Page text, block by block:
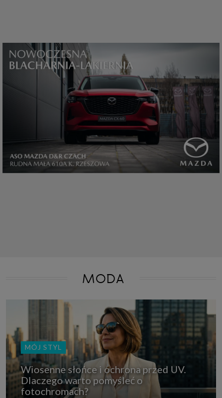
funkcjonowanie plików cookies itp. oraz jak usunąć takie pliki z Twojego
urządzenia.
Twoje uprawnienia
Przysługują Ci następujące uprawnienia wobec Twoich danych i ich
przetwarzania przez nas, inne podmioty z Grupy SAGIER i Zaufanych
1. Jeśli udzieliłeś zgody na przetwarzanie danych możesz ją w każdej
chwili wycofać (cofnięcie zgody oczywiście nie uchyli zgodności z prawem
przetwarzania już dokonanego na jej podstawie);
2. Masz również prawo żądania dostępu do Twoich danych osobowych, ich
sprostowania, usunięcia lub ograniczenia przetwarzania, prawo do
przeniesienia danych, wyrażenia sprzeciwu wobec przetwarzania danych
oraz prawo do wniesienia skargi do organu nadzorczego, którym w Polsce
jest Prezes Urzędu Ochrony Danych Osobowych.
Pod tym adresem
znajdziesz dodatkowe informacje dotyczące przetwarzania danych i
Twoich uprawnień.
MODA
MÓJ STYL
Wiosenne słońce i ochrona przed UV.
Dlaczego warto pomyśleć o
fotochromach?